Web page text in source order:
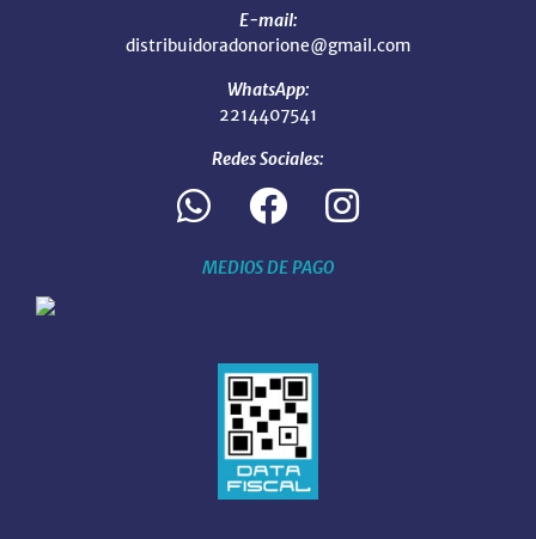
E-mail:
distribuidoradonorione@gmail.com
WhatsApp:
2214407541
Redes Sociales:
MEDIOS DE PAGO